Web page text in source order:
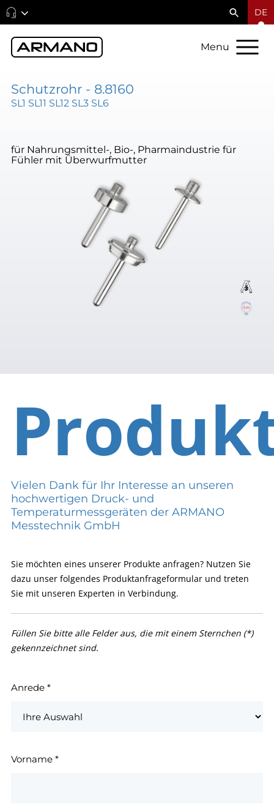
DE
Menu
Schutzrohr - 8.8160
SL1 SL11 SL12 SL3 SL6
für Nahrungsmittel-, Bio-, Pharmaindustrie für
Fühler mit Überwurfmutter
Vielen Dank für Ihr Interesse an unseren
hochwertigen Druck- und
Temperaturmessgeräten der ARMANO
Messtechnik GmbH
Sie möchten eines unserer Produkte anfragen? Nutzen Sie
dazu unser folgendes Produktanfrageformular und treten
Sie mit unseren Experten in Verbindung.
Füllen Sie bitte alle Felder aus, die mit einem Sternchen (*)
gekennzeichnet sind.
Anrede *
Vorname *